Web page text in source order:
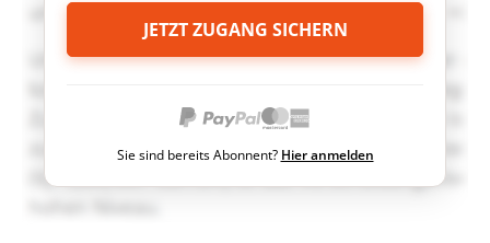
JETZT ZUGANG SICHERN
Sie sind bereits Abonnent? Hier anmelden